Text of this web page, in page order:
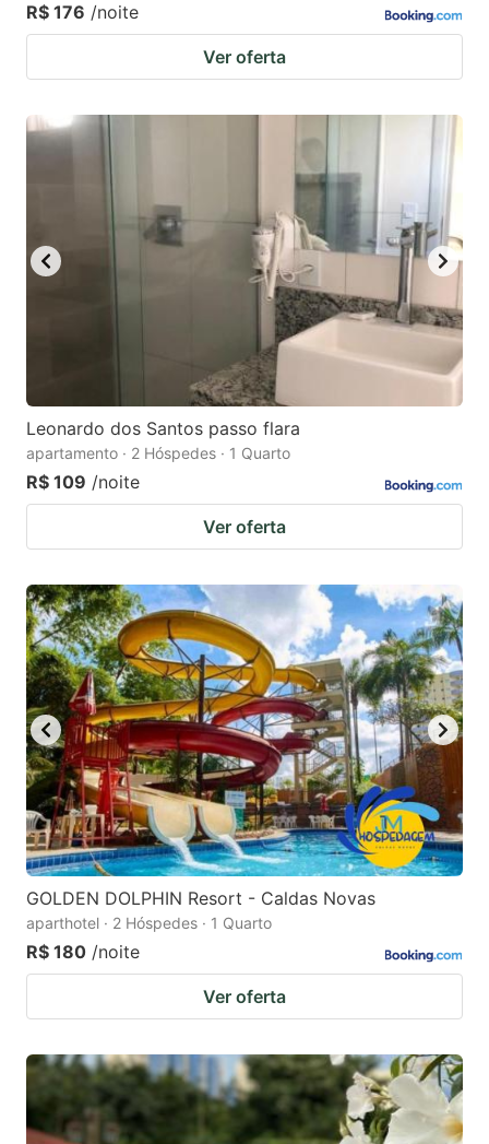
R$ 176 /noite
Ver oferta
Leonardo dos Santos passo flara
apartamento · 2 Hóspedes · 1 Quarto
R$ 109 /noite
Ver oferta
GOLDEN DOLPHIN Resort - Caldas Novas
aparthotel · 2 Hóspedes · 1 Quarto
R$ 180 /noite
Ver oferta